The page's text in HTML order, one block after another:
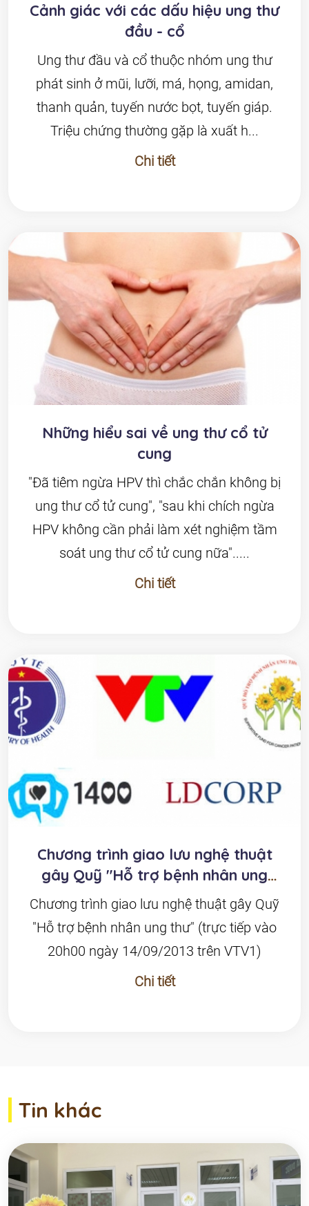
Cảnh giác với các dấu hiệu ung thư
đầu - cổ
Ung thư đầu và cổ thuộc nhóm ung thư
phát sinh ở mũi, lưỡi, má, họng, amidan,
thanh quản, tuyến nước bọt, tuyến giáp.
Triệu chứng thường gặp là xuất h...
Chi tiết
Những hiểu sai về ung thư cổ tử
cung
"Đã tiêm ngừa HPV thì chắc chắn không bị
ung thư cổ tử cung", "sau khi chích ngừa
HPV không cần phải làm xét nghiệm tầm
soát ung thư cổ tử cung nữa".....
Chi tiết
Chương trình giao lưu nghệ thuật
gây Quỹ "Hỗ trợ bệnh nhân ung
thư" (trực t...
Chương trình giao lưu nghệ thuật gây Quỹ
"Hỗ trợ bệnh nhân ung thư" (trực tiếp vào
20h00 ngày 14/09/2013 trên VTV1)
Chi tiết
Tin khác